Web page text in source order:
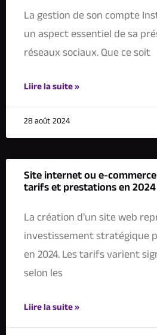
La gestion de son compte
un aspect essentiel de sa
réseaux sociaux. Que ce soit
Liire la suite »
28 août 2024
Site internet ou e-
tarifs et prestations en 2024
La création d'un site web
investissement stratégique
en 2024. Les tarifs varient
selon les
Liire la suite »